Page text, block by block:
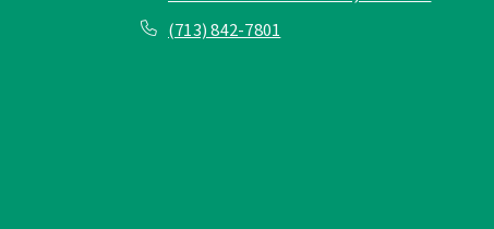
(713) 842-7801